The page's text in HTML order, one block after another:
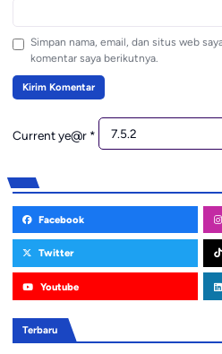
Simpan nama, email, dan situs web
komentar saya berikutnya.
Current ye@r *
Facebook
Twitter
Youtube
Terbaru